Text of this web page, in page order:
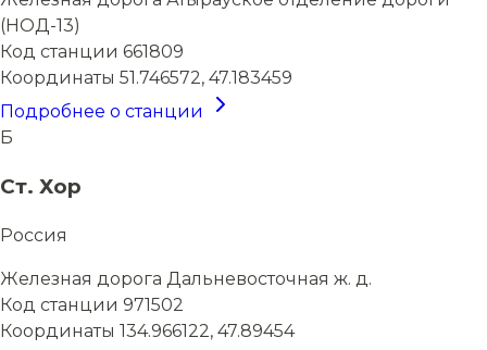
(НОД-13)
Код станции 661809
Координаты 51.746572, 47.183459
Подробнее о станции
Б
Ст. Хор
Россия
Железная дорога Дальневосточная ж. д.
Код станции 971502
Координаты 134.966122, 47.89454